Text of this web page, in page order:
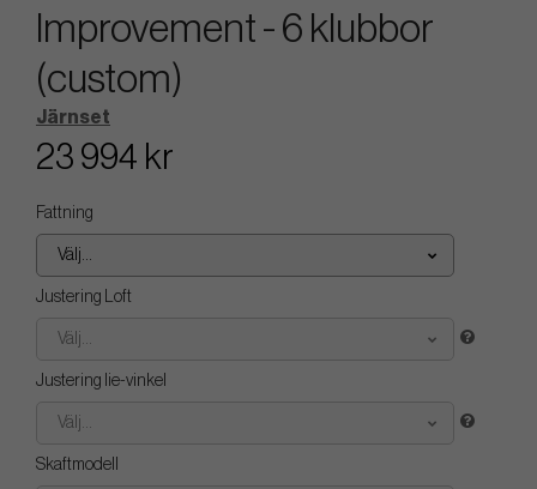
Improvement - 6 klubbor
(custom)
Järnset
23 994 kr
Fattning
Välj...
Justering Loft
Välj...
Justering lie-vinkel
Välj...
Skaftmodell